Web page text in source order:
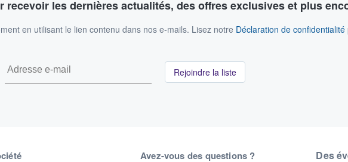
recevoir les dernières actualités, des offres exclusives et plus
en utilisant le lien contenu dans nos e-mails. Lisez notre Déclaration de confidentialité
Rejoindre la liste
Avez-vous des questions ? Des